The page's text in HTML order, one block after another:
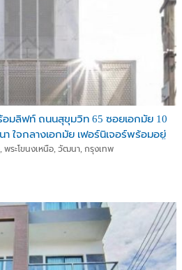
อมลิฟท์ ถนนสุขุมวิท 65 ซอยเอกมัย 10
ใจกลางเอกมัย เฟอร์นิเจอร์พร้อมอยู่
ระโขนงเหนือ, วัฒนา, กรุงเทพ